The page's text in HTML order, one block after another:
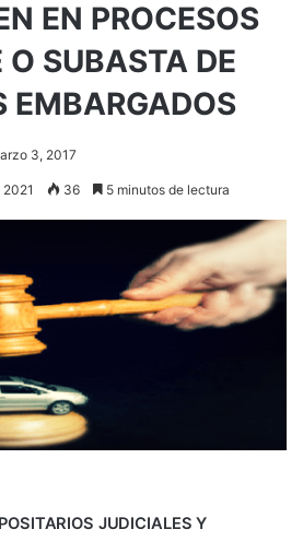
EN PROCESOS
O SUBASTA DE
EMBARGADOS
3, 2017
36 5 minutos de lectura
JUDICIALES Y